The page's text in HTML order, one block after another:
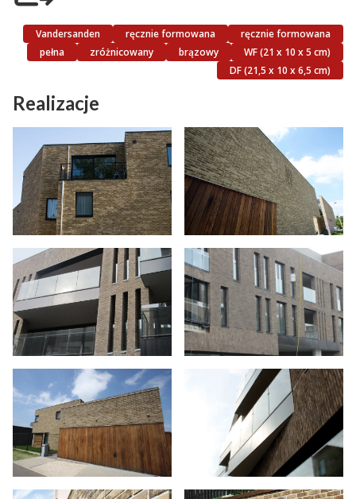
Realizacje
Vandersanden ręcznie formowana
ręcznie formowana
pełna
zróżnicowany brązowy
WF (21 x 10 x 5 cm)
DF (21,5 x 10 x 6,5 cm)